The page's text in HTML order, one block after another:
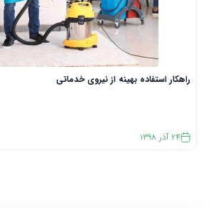
راهکار استفاده بهینه از نیروی خدماتی
24 آذر 1398